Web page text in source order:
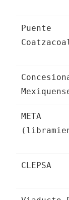
Puente
META
CLEPSA